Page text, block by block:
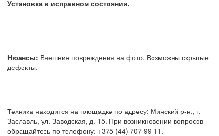
Установка в исправном состоянии.
Нюансы: Внешние повреждения на фото. Возможны скрытые
дефекты.
Техника находится на площадке по адресу: Минский р-н., г.
Заславль, ул. Заводская, д. 15. При возникновении вопросов
обращайтесь по телефону: +375 (44) 707 99 11.